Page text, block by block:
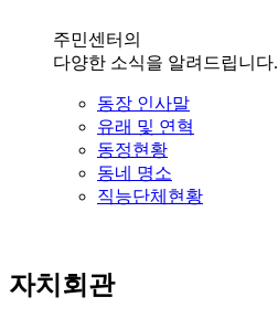
주민센터의
다양한 소식을 알려드립니다.
동장 인사말
유래 및 연혁
동정현황
동네 명소
직능단체현황
자치회관